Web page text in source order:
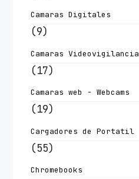
Camaras Digitales
(9)
Camaras Videovigilancia
(17)
Camaras web - Webcams
(19)
Cargadores de Portatil
(55)
Chromebooks